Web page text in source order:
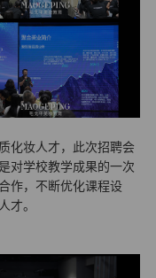
化妆人才，此次招聘会
对学校教学成果的一次
作，不断优化课程设
才。